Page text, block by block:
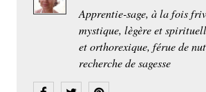
Apprentie-sage, à la fois
mystique, lègère et
et orthorexique, férue de
recherche de sagesse